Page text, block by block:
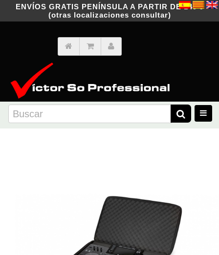
ENVÍOS GRATIS PENÍNSULA A PARTIR DE 149 €
(otras localizaciones consultar)